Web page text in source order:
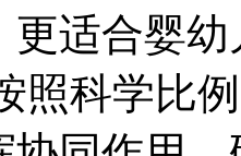
更适合婴
照科学比